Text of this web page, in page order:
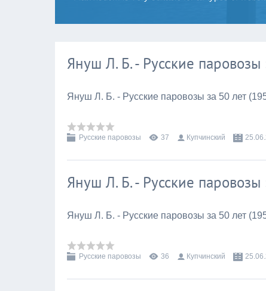
Януш Л. Б. - Русские
Януш Л. Б. - Русские паровозы за 50 лет
Русские паровозы 37 Купчинский
Януш Л. Б. - Русские
Януш Л. Б. - Русские паровозы за 50 лет
Русские паровозы 36 Купчинский